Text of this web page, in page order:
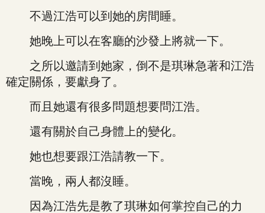
不過江浩可以到她的房間睡。
她晚上可以在客廳的沙發上將就一下。
之所以邀請到她家，倒不是琪琳急著和江浩
確定關係，要獻身了。
而且她還有很多問題想要問江浩。
還有關於自己身體上的變化。
她也想要跟江浩請教一下。
當晚，兩人都沒睡。
因為江浩先是教了琪琳如何掌控自己的力